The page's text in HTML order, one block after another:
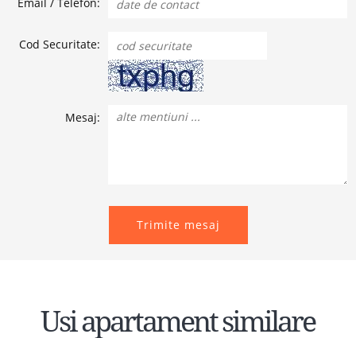
Email / Telefon:
Cod Securitate:
Mesaj:
Trimite mesaj
Usi apartament similare